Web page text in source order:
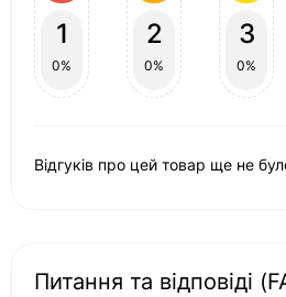
1
0%
2
0%
3
0%
Відгуків про цей товар ще не
Питання та відповіді